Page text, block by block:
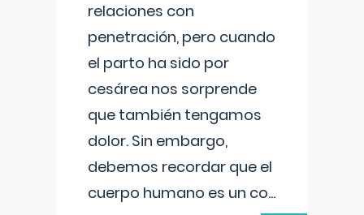
relaciones con
penetración, pero cuando
el parto ha sido por
cesárea nos sorprende
que también tengamos
dolor. Sin embargo,
debemos recordar que el
cuerpo humano es un co...